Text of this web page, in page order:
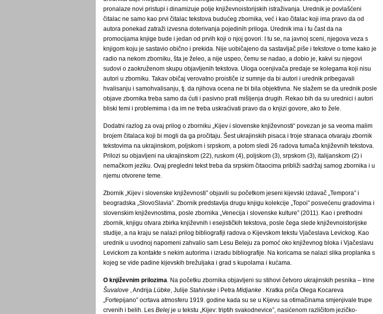
pronalaze novi pristupi i dinamizuje polje književnoistorijskih istraživanja. Urednik je povlašćeni
čitalac ne samo kao prvi čitalac tekstova budućeg zbornika, već i kao čitalac koji ima pravo da od
autora ponekad zatraži izvesna doterivanja pojedinih priloga. Urednik ima i tu čast da na
promocijama knjige bude i jedan od prvih koji o njoj govori. I tu se, na javnoj sceni, njegova veza s
knjigom koju je sastavio obično i prekida. Nije uobičajeno da sastavljač piše i tekstove o tome kako je
radio na nekom zborniku, šta je želeo, a nije uspeo, čemu se nadao, a dobio je, kakvi su njegovi
sudovi o zaokruženom skupu objavljenih tekstova. Uloga ocenjivača predaje se kolegama koji nisu
autori u zborniku. Takav običaj verovatno proističe iz sumnje da bi autori i urednik pribegavali
hvalisanju i samohvalisanju, tj. da njihova ocena ne bi bila objektivna. Ne slažem se da urednik posle
objave zbornika treba samo da ćuti i pasivno prati mišljenja drugih. Rekao bih da su urednici i autori
bliski temi i problemima i da im ne treba uskraćivati pravo da o knjizi govore, ako to žele.
Dodatni razlog za ovaj prilog o zborniku „Kijev i slovenske književnosti“ povezan je sa veoma malim
brojem čitalaca koji bi mogli da ga pročitaju. Šest ukrajinskih pisaca i troje stranaca otvaraju zbornik
tekstovima na ukrajinskom, poljskom i srpskom, a potom sledi 26 radova tumača književnih tekstova.
Prilozi su objavljeni na ukrajinskom (22), ruskom (4), poljskom (3), srpskom (3), italijanskom (2) i
nemačkom jeziku. Ovaj pregledni tekst treba da srpskim čitaocima približi sadržaj samog zbornika i u
njemu otvorene teme.
Zbornik „Kijev i slovenske književnosti” objavili su početkom jeseni kijevski izdavač „Tempora” i
beogradska „SlovoSlavia”. Zbornik predstavlja drugu knjigu kolekcije „Topoi” posvećenu gradovima i
slovenskim književnostima, posle zbornika „Venecija i slovenske kulture” (2011). Kao i prethodni
zbornik, knjigu otvara zbirka književnih i esejističkih tekstova, posle čega slede književnoistorijske
studije, a na kraju se nalazi prilog bibliografiji radova o Kijevskom tekstu Vjačeslava Levickog. Kao
urednik u uvodnoj napomeni zahvalio sam Lesu Beleju za pomoć oko književnog bloka i Vjačeslavu
Levickom za kontakte s nekim autorima i izradu bibliografije. Na koricama se nalazi slika proplanka s
kojeg se vide padine kijevskih brežuljaka i grad s kupolama i kućama.
O književnim prilozima. Na početku zbornika objavljeni su stihovi četvoro ukrajinskih pesnika – Irine
Šuvalove , Andrija Lübke, Julije Stahivske i Petra Midjanke . Kratka priča Olega Kocareva
„Fortepijano” ocrtava atmosferu 1919. godine kada su se u Kijevu sa otimačinama smjenjivale trupe
crvenih i belih. Les Belej je u tekstu „Kijev: triptih svakodnevice”, nasićenom različitom jezičko-